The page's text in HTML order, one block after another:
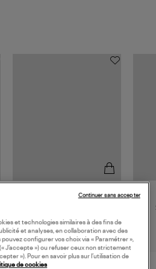
85,00 €
ARIZONA LOVE
et technologies similaires à des fins de
et analyses, en collaboration avec des
configurer vos choix via « Paramétrer »,
J’accepte ») ou refuser ceux non strictement
»). Pour en savoir plus sur l’utilisation de
de cookies
Continuer sans accepter